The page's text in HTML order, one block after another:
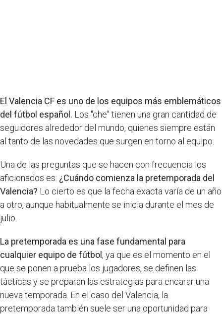
El Valencia CF es uno de los equipos más emblemáticos
del fútbol español. Los "che" tienen una gran cantidad de
seguidores alrededor del mundo, quienes siempre están
al tanto de las novedades que surgen en torno al equipo.
Una de las preguntas que se hacen con frecuencia los
aficionados es: ¿Cuándo comienza la pretemporada del
Valencia? Lo cierto es que la fecha exacta varía de un año
a otro, aunque habitualmente se inicia durante el mes de
julio.
La pretemporada es una fase fundamental para
cualquier equipo de fútbol, ya que es el momento en el
que se ponen a prueba los jugadores, se definen las
tácticas y se preparan las estrategias para encarar una
nueva temporada. En el caso del Valencia, la
pretemporada también suele ser una oportunidad para